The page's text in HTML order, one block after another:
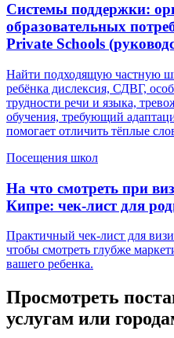
Системы поддержки:
образовательных
Private Schools
Найти подходящую частную
ребёнка дислексия, СДВГ,
трудности речи и языка,
обучения, требующий
помогает отличить тёплые
Посещения школ
На что смотреть при
Кипре: чек-лист для
Практичный чек-лист для
чтобы смотреть глубже
вашего ребенка.
Просмотреть
услугам или